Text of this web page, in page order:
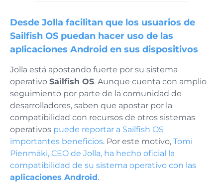
Desde Jolla facilitan que los usuarios de
Sailfish OS puedan hacer uso de las
aplicaciones Android en sus dispositivos
Jolla está apostando fuerte por su sistema
operativo Sailfish OS. Aunque cuenta con amplio
seguimiento por parte de la comunidad de
desarrolladores, saben que apostar por la
compatibilidad con recursos de otros sistemas
operativos puede reportar a Sailfish OS
importantes beneficios. Por este motivo, Tomi
Pienmäki, CEO de Jolla, ha hecho oficial la
compatibilidad de su sistema operativo con las
aplicaciones Android.